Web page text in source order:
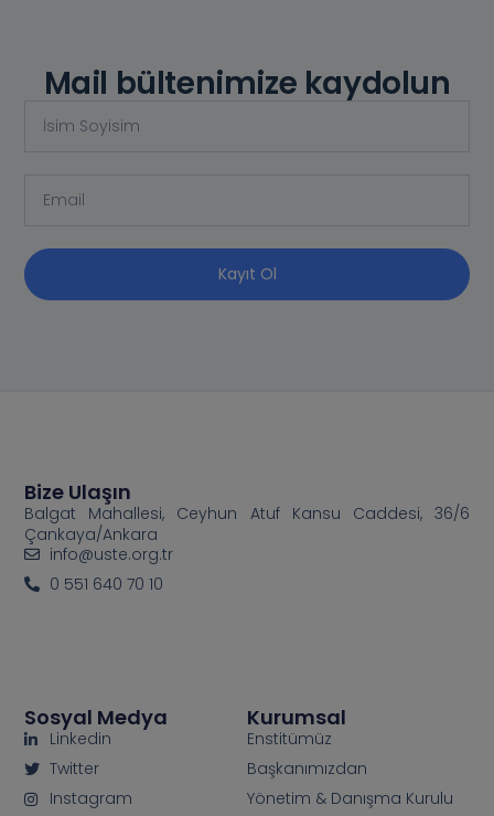
Mail bültenimize kaydolun
Kayıt Ol
Kurumsal
Enstitümüz
Başkanımızdan
Yönetim & Danışma Kurulu
Sosyal Medya
Linkedin
Twitter
Instagram
Bize Ulaşın
Balgat Mahallesi, Ceyhun Atuf Kansu Caddesi, 36/6
Çankaya/Ankara
info@uste.org.tr
0 551 640 70 10